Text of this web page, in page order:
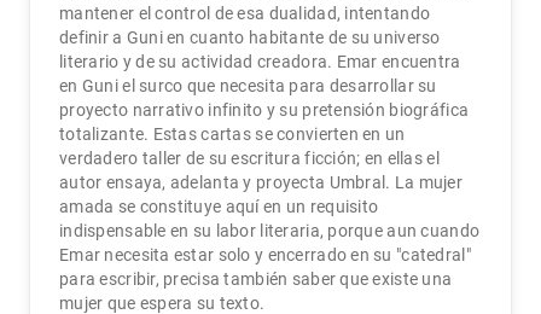
mantener el control de esa dualidad, intentando
definir a Guni en cuanto habitante de su universo
literario y de su actividad creadora. Emar encuentra
en Guni el surco que necesita para desarrollar su
proyecto narrativo infinito y su pretensión biográfica
totalizante. Estas cartas se convierten en un
verdadero taller de su escritura ficción; en ellas el
autor ensaya, adelanta y proyecta Umbral. La mujer
amada se constituye aquí­ en un requisito
indispensable en su labor literaria, porque aun cuando
Emar necesita estar solo y encerrado en su "catedral"
para escribir, precisa también saber que existe una
mujer que espera su texto.